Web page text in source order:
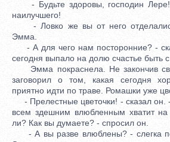
- Будьте здоровы, господин Лере!
наилучшего!
- Ловко же вы от него
Эмма.
- А для чего нам посторонние? -
сегодня выпало на долю счастье быть с
Эмма покраснела. Не закончив
заговорил о том, какая сегодня
приятно идти по траве. Ромашки уже
- Прелестные цветочки! - сказал он. -
всем здешним влюбленным хватит на
ли? Как вы думаете? - спросил он.
- А вы разве влюблены? - слегка